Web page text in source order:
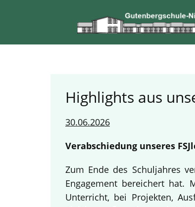
Highlights aus
30.06.2026
Verabschiedung unseres
Zum Ende des Schuljahres
Engagement bereichert hat.
Unterricht, bei Projekten,